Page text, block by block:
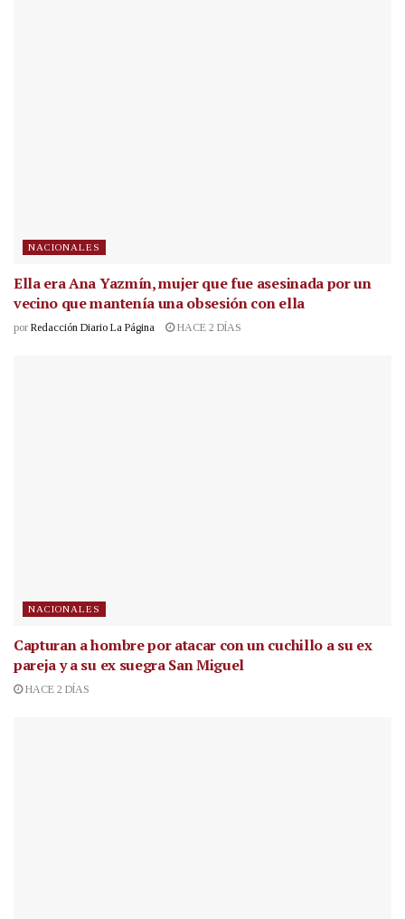
NACIONALES
Ella era Ana Yazmín, mujer que fue asesinada por un
vecino que mantenía una obsesión con ella
por Redacción Diario La Página HACE 2 DÍAS
NACIONALES
Capturan a hombre por atacar con un cuchillo a su ex
pareja y a su ex suegra San Miguel
HACE 2 DÍAS